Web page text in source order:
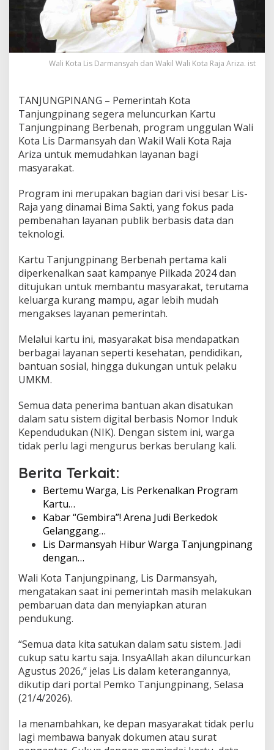
U
n
u
l
i
s
-
R
a
j
K
a
r
a
n
j
u
n
g
i
n
a
n
e
r
b
e
n
i
u
u
a
n
A
t
u
s
0
Wali Kota Lis Darmansyah dan Wakil Wali Kota Raja Ariza. ist
TANJUNGPINANG – Pemerintah Kota
Tanjungpinang segera meluncurkan Kartu
Tanjungpinang Berbenah, program unggulan Wali
Kota Lis Darmansyah dan Wakil Wali Kota Raja
Ariza untuk memudahkan layanan bagi
masyarakat.
Program ini merupakan bagian dari visi besar Lis-
Raja yang dinamai Bima Sakti, yang fokus pada
pembenahan layanan publik berbasis data dan
teknologi.
Kartu Tanjungpinang Berbenah pertama kali
diperkenalkan saat kampanye Pilkada 2024 dan
ditujukan untuk membantu masyarakat, terutama
keluarga kurang mampu, agar lebih mudah
mengakses layanan pemerintah.
Melalui kartu ini, masyarakat bisa mendapatkan
berbagai layanan seperti kesehatan, pendidikan,
bantuan sosial, hingga dukungan untuk pelaku
UMKM.
Semua data penerima bantuan akan disatukan
dalam satu sistem digital berbasis Nomor Induk
Kependudukan (NIK). Dengan sistem ini, warga
tidak perlu lagi mengurus berkas berulang kali.
Berita Terkait:
Bertemu Warga, Lis Perkenalkan Program
Kartu…
Kabar “Gembira”! Arena Judi Berkedok
Gelanggang…
Lis Darmansyah Hibur Warga Tanjungpinang
dengan…
Wali Kota Tanjungpinang, Lis Darmansyah,
mengatakan saat ini pemerintah masih melakukan
pembaruan data dan menyiapkan aturan
pendukung.
“Semua data kita satukan dalam satu sistem. Jadi
cukup satu kartu saja. InsyaAllah akan diluncurkan
Agustus 2026,” jelas Lis dalam keterangannya,
dikutip dari portal Pemko Tanjungpinang, Selasa
(21/4/2026).
Ia menambahkan, ke depan masyarakat tidak perlu
lagi membawa banyak dokumen atau surat